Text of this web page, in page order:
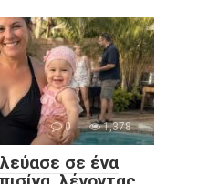
0 1,378
σε ένα